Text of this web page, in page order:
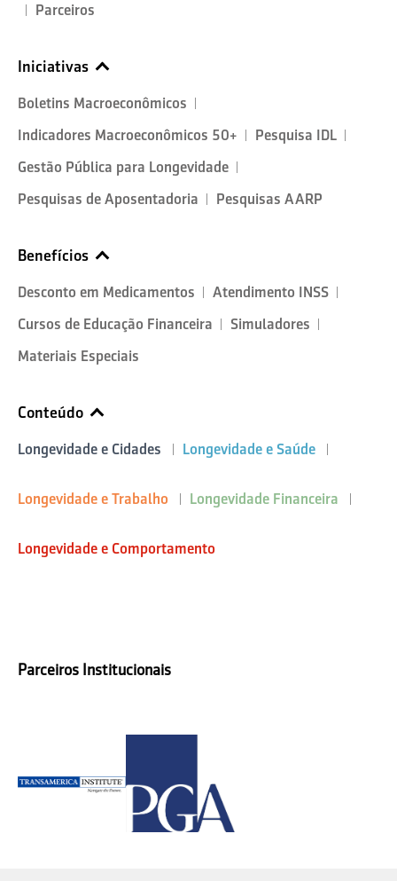
Parceiros
Iniciativas
Boletins Macroeconômicos
Indicadores Macroeconômicos 50+
Pesquisa IDL
Gestão Pública para Longevidade
Pesquisas de Aposentadoria
Pesquisas AARP
Benefícios
Desconto em Medicamentos
Atendimento INSS
Cursos de Educação Financeira
Simuladores
Materiais Especiais
Conteúdo
Longevidade e Cidades Longevidade e Saúde
Longevidade e Trabalho Longevidade Financeira
Longevidade e Comportamento
Parceiros Institucionais